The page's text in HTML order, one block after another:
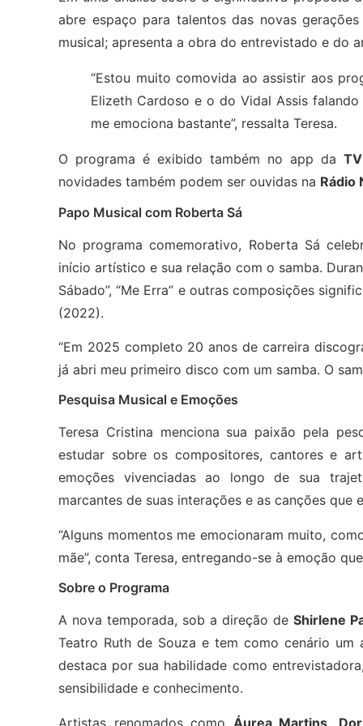
abre espaço para talentos das novas
musical; apresenta a obra do entrevistado e do
“Estou muito comovida ao assistir aos
Elizeth Cardoso e o do Vidal Assis
me emociona bastante”, ressalta Teresa.
O programa é exibido também no app da
novidades também podem ser ouvidas na Rádio
Papo Musical com Roberta Sá
No programa comemorativo, Roberta Sá
início artístico e sua relação com o samba.
Sábado”, “Me Erra” e outras composições
(2022).
“Em 2025 completo 20 anos de carreira
já abri meu primeiro disco com um samba. O
Pesquisa Musical e Emoções
Teresa Cristina menciona sua paixão pela
estudar sobre os compositores, cantores e
emoções vivenciadas ao longo de sua
marcantes de suas interações e as canções que
“Alguns momentos me emocionaram muito,
mãe”, conta Teresa, entregando-se à emoção
Sobre o Programa
A nova temporada, sob a direção de Shirlene
Teatro Ruth de Souza e tem como cenário um
destaca por sua habilidade como
sensibilidade e conhecimento.
Artistas renomados como Áurea Martins